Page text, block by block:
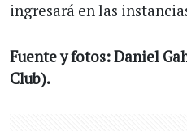
ingresará en las
Fuente y fotos: Daniel
Club).